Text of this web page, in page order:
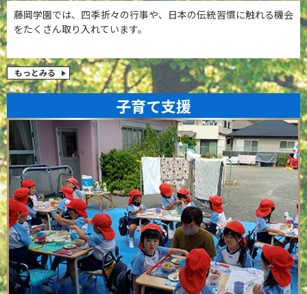
藤岡学園では、四季折々の行事や、日本の伝統習慣に触れる機会
をたくさん取り入れています。
もっとみる
子育て支援